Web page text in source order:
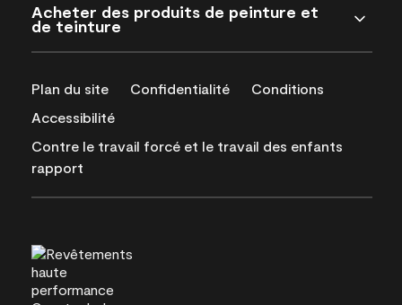
Acheter des produits de peinture et
de teinture
Plan du site Confidentialité
Conditions
Accessibilité
Contre le travail forcé et le travail des enfants
rapport